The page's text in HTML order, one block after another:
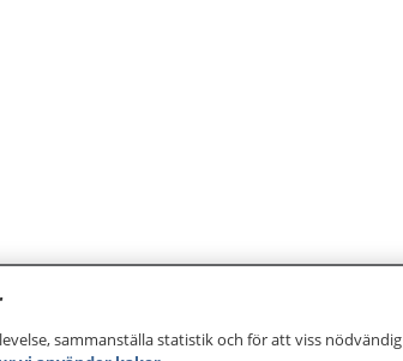
sammanställa statistik och för att viss nödvändig